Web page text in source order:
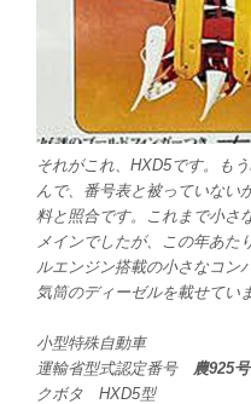
それがこれ、HXD5です。も
んで、番号表と被っていない
料と照合です。これまで小さ
メインでしたが、この年あた
ルエンジン搭載の小さなコン
気筒のディーゼルを載せてい
小型特殊自動車
運輸省型式認定番号 農925号
クボタ HXD5型